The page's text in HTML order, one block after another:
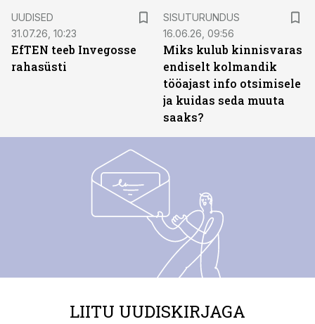
UUDISED
31.07.26, 10:23
EfTEN teeb Invegosse
rahasüsti
SISUTURUNDUS
16.06.26, 09:56
Miks kulub kinnisvaras
endiselt kolmandik
tööajast info otsimisele
ja kuidas seda muuta
saaks?
LIITU UUDISKIRJAGA